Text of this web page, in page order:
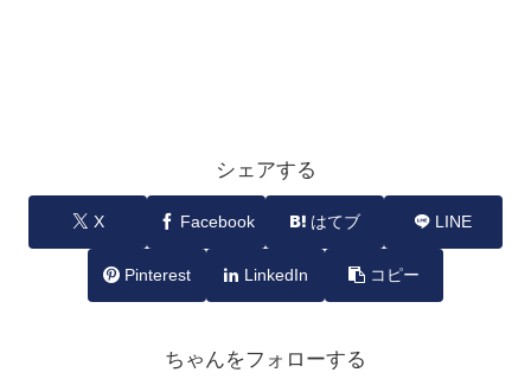
シェアする
X Facebook はてブ LINE
Pinterest LinkedIn コピー
ちゃんをフォローする